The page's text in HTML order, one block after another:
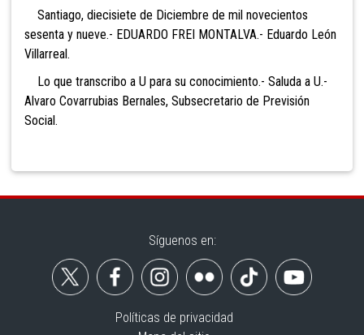
Santiago, diecisiete de Diciembre de mil novecientos
sesenta y nueve.- EDUARDO FREI MONTALVA.- Eduardo León
Villarreal.
Lo que transcribo a U para su conocimiento.- Saluda a U.-
Alvaro Covarrubias Bernales, Subsecretario de Previsión
Social.
Síguenos en:
Políticas de privacidad